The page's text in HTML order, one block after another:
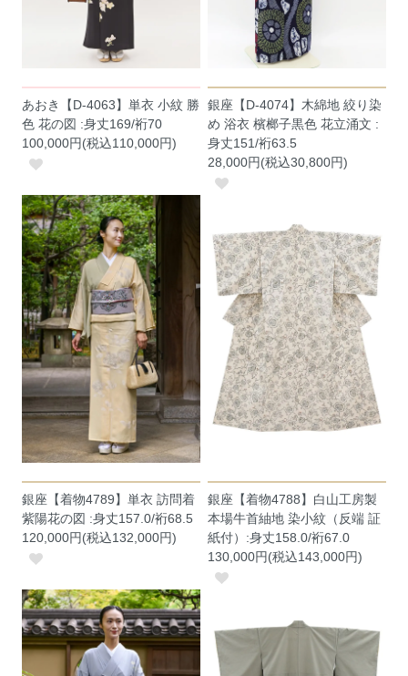
あおき【D-4063】単衣 小紋 勝
色 花の図 :身丈169/裄70
100,000円(税込110,000円)
銀座【D-4074】木綿地 絞り染
め 浴衣 檳榔子黒色 花立涌文 :
身丈151/裄63.5
28,000円(税込30,800円)
銀座【着物4789】単衣 訪問着
紫陽花の図 :身丈157.0/裄68.5
120,000円(税込132,000円)
銀座【着物4788】白山工房製
本場牛首紬地 染小紋（反端 証
紙付）:身丈158.0/裄67.0
130,000円(税込143,000円)